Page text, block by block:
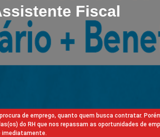
Fiscal
de emprego, quanto quem busca contratar.
do RH que nos repassam as oportunidades de